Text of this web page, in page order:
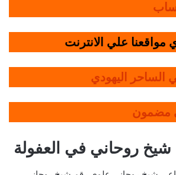
مواقعنا علي الانترنت
الساحر اليهودي
مضمون
روحاني في العفولة